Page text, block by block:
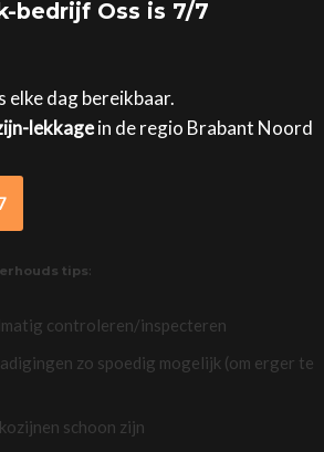
bedrijf Oss is 7/7
elke dag bereikbaar.
lekkagein de regio Brabant Noord
tips:
controleren/inspecteren
zo spoedig mogelijk (om erger te
schoon zijn